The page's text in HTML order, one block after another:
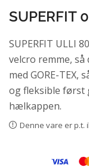
SUPERFIT
SUPERFIT ULLI
velcro remme, så
med GORE-TEX,
og fleksible først
hælkappen.
Denne vare er p.t.